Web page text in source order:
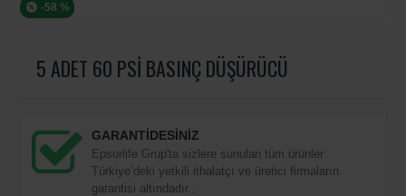
-58 %
5 ADET 60 PSİ BASINÇ DÜŞÜRÜCÜ
GARANTİDESİNİZ
Epsorlife Grup'ta sizlere sunulan tüm ürünler
Türkiye’deki yetkili ithalatçı ve üretici firmaların
garantisi altındadır..